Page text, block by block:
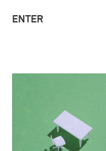
ENTER